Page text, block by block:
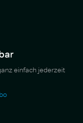
einfach jederzeit